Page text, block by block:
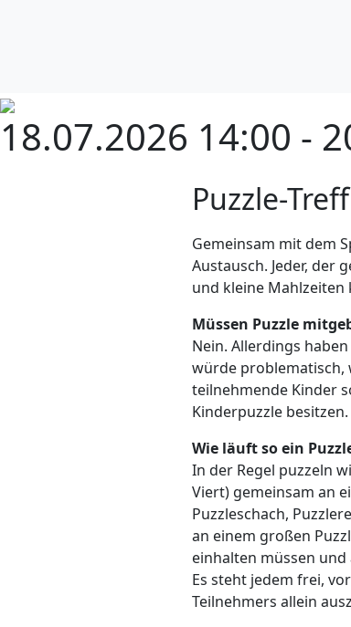
18.07.2026 14:00 -
Puzzle-
Gemeinsam mit dem
Austausch. Jeder, der
und kleine
Müssen Puzzle
Nein. Allerdings
würde problematisch,
teilnehmende Kinder
Kinderpuzzle besitzen.
Wie läuft so ein
In der Regel puzzeln
Viert) gemeinsam an
Puzzleschach,
an einem großen
einhalten müssen
Es steht jedem frei,
Teilnehmers allein